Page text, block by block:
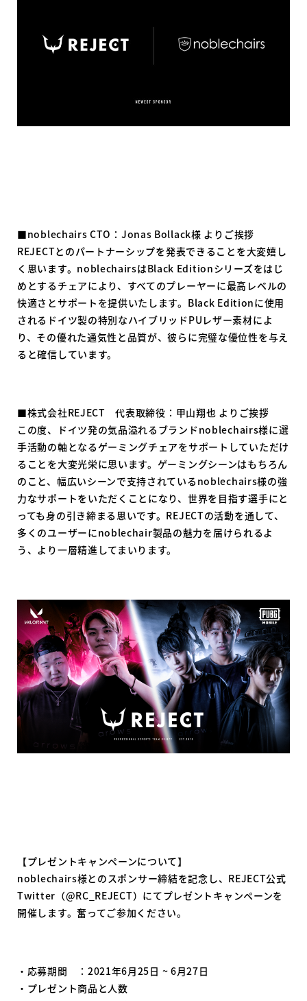
■noblechairs CTO：Jonas Bollack様 よりご挨拶
REJECTとのパートナーシップを発表できることを大変嬉し
く思います。noblechairsはBlack Editionシリーズをはじ
めとするチェアにより、すべてのプレーヤーに最高レベルの
快適さとサポートを提供いたします。Black Editionに使用
されるドイツ製の特別なハイブリッドPUレザー素材によ
り、その優れた通気性と品質が、彼らに完璧な優位性を与え
ると確信しています。
■株式会社REJECT 代表取締役：甲山翔也 よりご挨拶
この度、ドイツ発の気品溢れるブランドnoblechairs様に選
手活動の軸となるゲーミングチェアをサポートしていただけ
ることを大変光栄に思います。ゲーミングシーンはもちろん
のこと、幅広いシーンで支持されているnoblechairs様の強
力なサポートをいただくことになり、世界を目指す選手にと
っても身の引き締まる思いです。REJECTの活動を通して、
多くのユーザーにnoblechair製品の魅力を届けられるよ
う、より一層精進してまいります。
【プレゼントキャンペーンについて】
noblechairs様とのスポンサー締結を記念し、REJECT公式
Twitter（@RC_REJECT）にてプレゼントキャンペーンを
開催します。奮ってご参加ください。
・応募期間 ：2021年6月25日 ~ 6月27日
・プレゼント商品と人数